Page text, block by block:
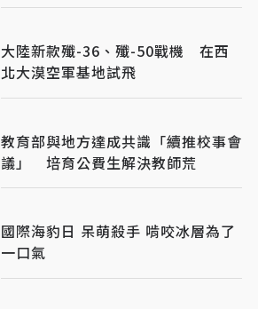
大陸新款殲-36、殲-50戰機 在西
北大漠空軍基地試飛
教育部與地方達成共識「續推校事會
議」 培育公費生解決教師荒
國際海豹日 呆萌殺手 啃咬冰層為了
一口氣